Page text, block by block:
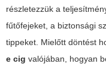
részletezzük a
fűtőfejeket, a biztonsági
tippeket. Mielőtt döntést
e cig valójában, hogyan